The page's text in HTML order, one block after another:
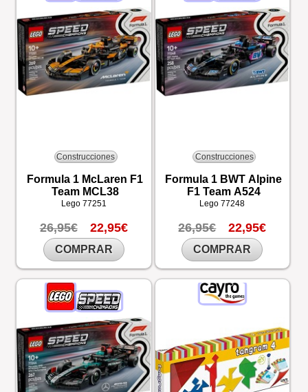
Construcciones
Formula 1 McLaren F1
Team MCL38
Lego 77251
26,95€ 22,95€
COMPRAR
Construcciones
Formula 1 BWT Alpine
F1 Team A524
Lego77248
26,95€ 22,95€
COMPRAR